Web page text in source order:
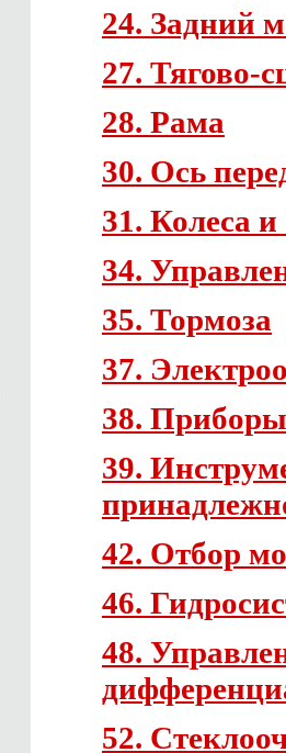
24. Задний
27. Тягово-
28. Рама
30. Ось
31. Колеса
34.
35. Тормоза
37.
38. Приборы
39.
42. Отбор
46.
48.
52.